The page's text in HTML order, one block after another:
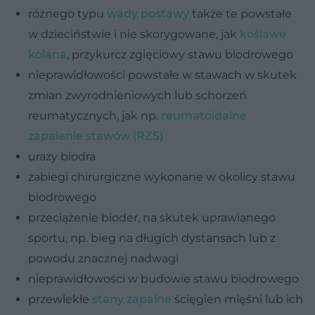
różnego typu wady postawy także te powstałe
w dzieciństwie i nie skorygowane, jak koślawe
kolana, przykurcz zgięciowy stawu biodrowego
nieprawidłowości powstałe w stawach w skutek
zmian zwyrodnieniowych lub schorzeń
reumatycznych, jak np. reumatoidalne
zapalenie stawów (RZS)
urazy biodra
zabiegi chirurgiczne wykonane w okolicy stawu
biodrowego
przeciążenie bioder, na skutek uprawianego
sportu, np. bieg na długich dystansach lub z
powodu znacznej nadwagi
nieprawidłowości w budowie stawu biodrowego
przewlekłe stany zapalne ścięgien mięśni lub ich